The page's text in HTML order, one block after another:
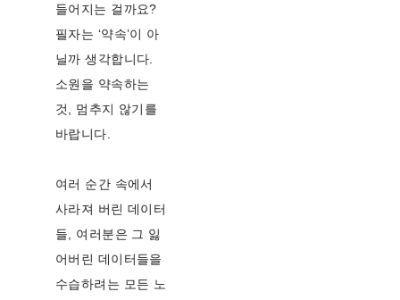
들어지는 걸까요?
필자는 ‘약속’이 아
닐까 생각합니다.
소원을 약속하는
것, 멈추지 않기를
바랍니다.
여러 순간 속에서
사라져 버린 데이터
들, 여러분은 그 잃
어버린 데이터들을
수습하려는 모든 노